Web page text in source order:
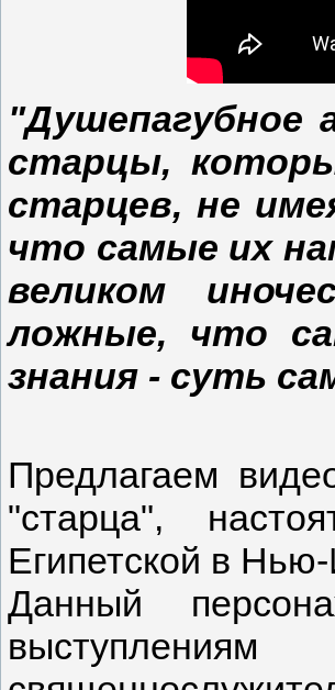
"Душепагубное
старцы,
старцев, не
что самые их
великом
ложные, что
знания - суть
Предлагаем
"старца",
Египетской в
Данный